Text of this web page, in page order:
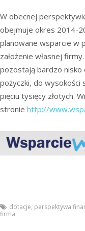
W obecnej
obejmuje okres 2014-
planowane wsparcie w
założenie własnej
pozostają bardzo nisko
pożyczki, do wysokości
pięciu tysięcy złotych.
stronie http://
dotacje, perspektywa
firma